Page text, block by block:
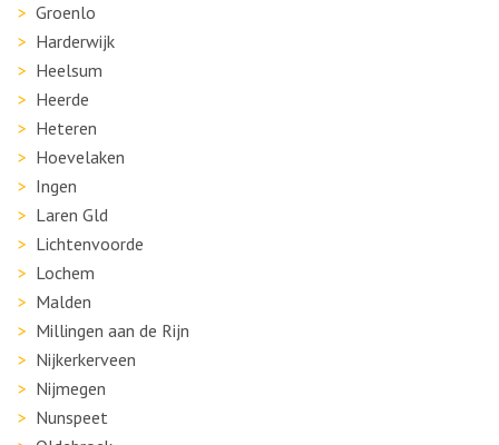
Groenlo
Harderwijk
Heelsum
Heerde
Heteren
Hoevelaken
Ingen
Laren Gld
Lichtenvoorde
Lochem
Malden
Millingen aan de Rijn
Nijkerkerveen
Nijmegen
Nunspeet